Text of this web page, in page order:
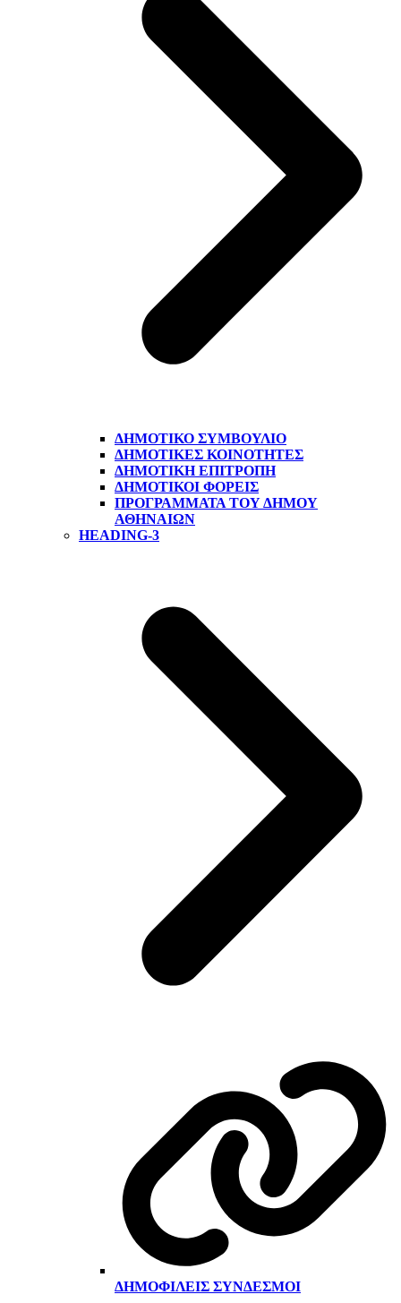
ΔΗΜΟΤΙΚΌ ΣΥΜΒΟΎΛΙΟ
ΔΗΜΟΤΙΚΈΣ ΚΟΙΝΌΤΗΤΕΣ
ΔΗΜΟΤΙΚΉ ΕΠΙΤΡΟΠΉ
ΔΗΜΟΤΙΚΟΊ ΦΟΡΕΊΣ
ΠΡΟΓΡΆΜΜΑΤΑ ΤΟΥ ΔΉΜΟΥ
ΑΘΗΝΑΊΩΝ
HEADING-3
ΔΗΜΟΦΙΛΕΊΣ ΣΎΝΔΕΣΜΟΙ